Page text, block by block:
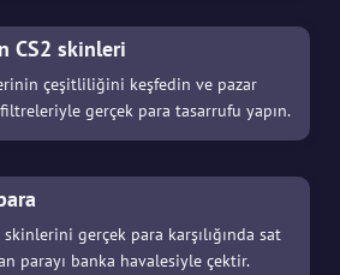
CS2 skinleri
çeşitliliğini keşfedin ve pazar
gerçek para tasarrufu yapın.
skinlerini gerçek para karşılığında sat
parayı banka havalesiyle çektir.